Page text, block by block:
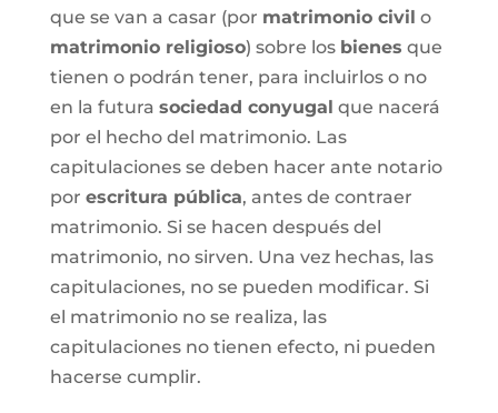
que se van a casar (por matrimonio civil o
matrimonio religioso) sobre los bienes que
tienen o podrán tener, para incluirlos o no
en la futura sociedad conyugal que nacerá
por el hecho del matrimonio. Las
capitulaciones se deben hacer ante notario
por escritura pública, antes de contraer
matrimonio. Si se hacen después del
matrimonio, no sirven. Una vez hechas, las
capitulaciones, no se pueden modificar. Si
el matrimonio no se realiza, las
capitulaciones no tienen efecto, ni pueden
hacerse cumplir.